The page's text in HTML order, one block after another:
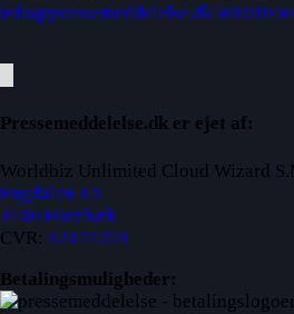
info@pressemeddelelse.dk50191050
Pressemeddelelse.dk er ejet af:
Worldbiz Unlimited Cloud Wizard
Engdalen 4A
3100 Hornbæk
CVR: 32477259
Betalingsmuligheder: